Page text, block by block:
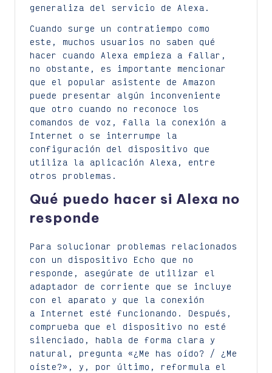
generaliza del servicio de Alexa.
Cuando surge un contratiempo como
este, muchos usuarios no saben qué
hacer cuando Alexa empieza a fallar,
no obstante, es importante mencionar
que el popular asistente de Amazon
puede presentar algún inconveniente
que otro cuando no reconoce los
comandos de voz, falla la conexión a
Internet o se interrumpe la
configuración del dispositivo que
utiliza la aplicación Alexa, entre
otros problemas.
Qué puedo hacer si Alexa no
responde
Para solucionar problemas relacionados
con un dispositivo Echo que no
responde, asegúrate de utilizar el
adaptador de corriente que se incluye
con el aparato y que la conexión
a Internet esté funcionando. Después,
comprueba que el dispositivo no esté
silenciado, habla de forma clara y
natural, pregunta «¿Me has oído? / ¿Me
oíste?», y, por último, reformula el